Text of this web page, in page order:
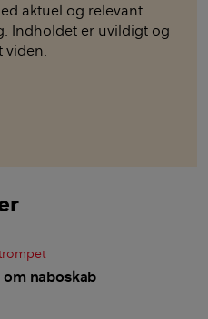
aktuel og relevant
Indholdet er uvildigt og
viden.
om naboskab